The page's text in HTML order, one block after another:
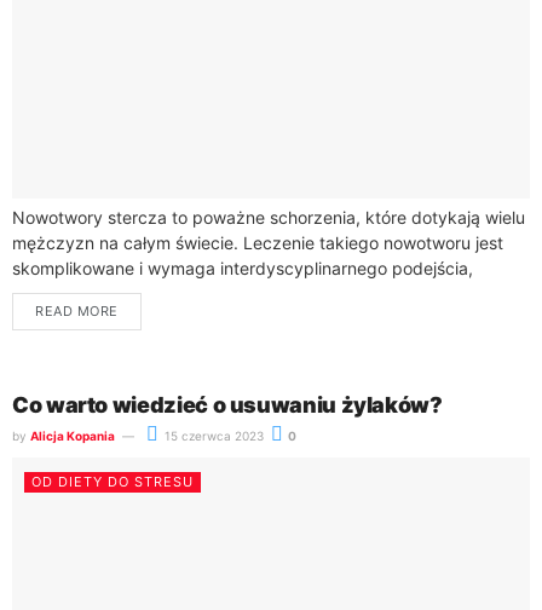
Nowotwory stercza to poważne schorzenia, które dotykają wielu
mężczyzn na całym świecie. Leczenie takiego nowotworu jest
skomplikowane i wymaga interdyscyplinarnego podejścia,
obejmującego różne metody terapeutyczne. Wybór
odpowiedniego leczenia zależy od...
READ MORE
Co warto wiedzieć o usuwaniu żylaków?
by Alicja Kopania 15 czerwca 2023 0
OD DIETY DO STRESU